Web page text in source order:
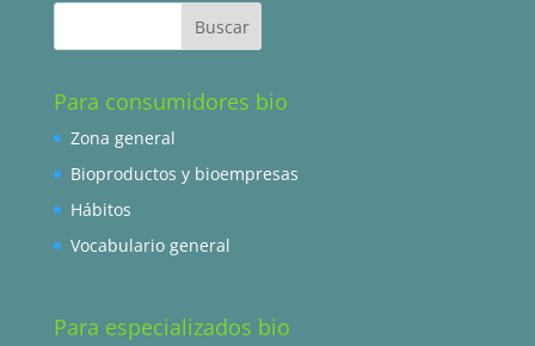
Para consumidores bio
Zona general
Bioproductos y bioempresas
Hábitos
Vocabulario general
Para especializados bio